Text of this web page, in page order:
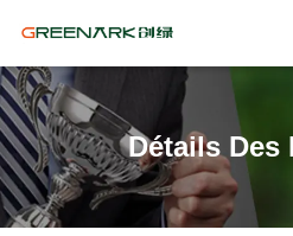
Détails Des